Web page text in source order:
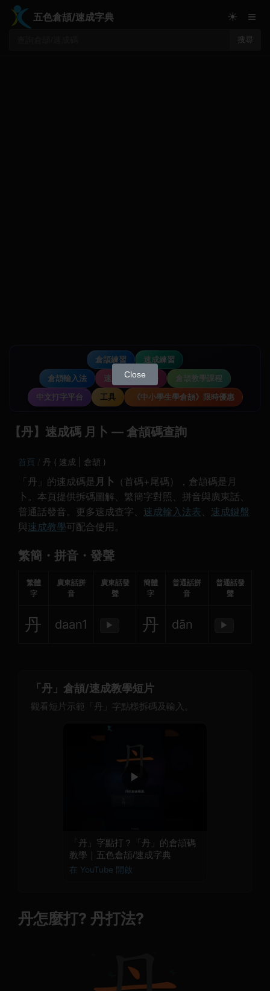
五色倉頡/速成字典
搜尋
☀ ≡
倉頡練習
速成練習
倉頡輸入法
速成輸入法教學
倉頡教學課程
中文打字平台
工具 《中小學生學倉頡》限時優惠
【丹】速成碼 月卜 — 倉頡碼查詢
首頁 丹 ( 速成 | 倉頡 )
「丹」的速成碼是 月卜 （首碼+尾碼），倉頡碼是月
卜。本頁提供拆碼圖解、繁簡字對照、拼音與廣東話、
普通話發音。更多速成查字、 速成輸入法表、 速成鍵盤
與速成教學可配合使用。
繁簡・拼音・發聲
繁體
字
廣東話拼
音
廣東話發
聲
簡體
字
普通話拼
音
普通話發
聲
丹 daan1 ▶ 丹 dān ▶
「丹」倉頡/速成教學短片
觀看短片示範「丹」字點樣拆碼及輸入。
▶
「丹」字點打？「丹」的倉頡碼
教學｜五色倉頡/速成字典
在 YouTube 開啟
丹怎麼打? 丹打法?
Close